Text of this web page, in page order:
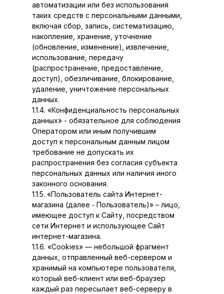
автоматизации или без использования
таких средств с персональными данными,
включая сбор, запись, систематизацию,
накопление, хранение, уточнение
(обновление, изменение), извлечение,
использование, передачу
(распространение, предоставление,
доступ), обезличивание, блокирование,
удаление, уничтожение персональных
данных.
1.1.4. «Конфиденциальность персональных
данных» - обязательное для соблюдения
Оператором или иным получившим
доступ к персональным данным лицом
требование не допускать их
распространения без согласия субъекта
персональных данных или наличия иного
законного основания.
1.1.5. «Пользователь сайта Интернет-
магазина (далее ‑ Пользователь)» – лицо,
имеющее доступ к Сайту, посредством
сети Интернет и использующее Сайт
интернет-магазина.
1.1.6. «Cookies» — небольшой фрагмент
данных, отправленный веб-сервером и
хранимый на компьютере пользователя,
который веб-клиент или веб-браузер
каждый раз пересылает веб-серверу в